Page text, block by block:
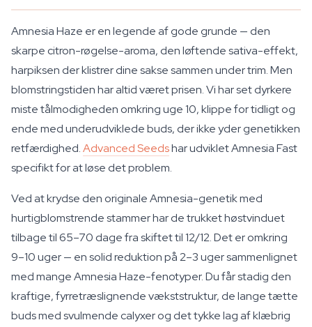
Amnesia Haze er en legende af gode grunde — den
skarpe citron-røgelse-aroma, den løftende sativa-effekt,
harpiksen der klistrer dine sakse sammen under trim. Men
blomstringstiden har altid været prisen. Vi har set dyrkere
miste tålmodigheden omkring uge 10, klippe for tidligt og
ende med underudviklede buds, der ikke yder genetikken
retfærdighed.Advanced Seedshar udviklet Amnesia Fast
specifikt for at løse det problem.
Ved at krydse den originale Amnesia-genetik med
hurtigblomstrende stammer har de trukket høstvinduet
tilbage til 65–70 dage fra skiftet til 12/12. Det er omkring
9–10 uger — en solid reduktion på 2–3 uger sammenlignet
med mange Amnesia Haze-fenotyper. Du får stadig den
kraftige, fyrretræslignende vækststruktur, de lange tætte
buds med svulmende calyxer og det tykke lag af klæbrig